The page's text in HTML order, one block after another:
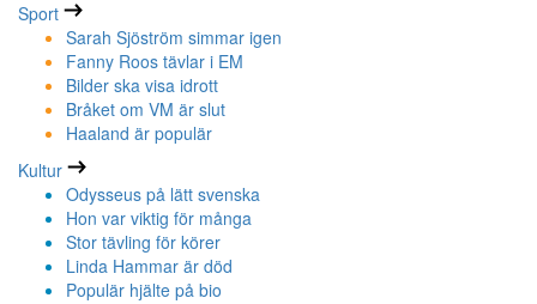
Sport
Sarah Sjöström simmar igen
Fanny Roos tävlar i EM
Bilder ska visa idrott
Bråket om VM är slut
Haaland är populär
Kultur
Odysseus på lätt svenska
Hon var viktig för många
Stor tävling för körer
Linda Hammar är död
Populär hjälte på bio